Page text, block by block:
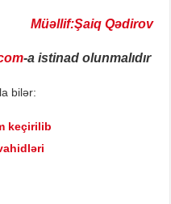
Müəllif:Şaiq Qədirov
-a istinad olunmalıdır
bilər:
keçirilib